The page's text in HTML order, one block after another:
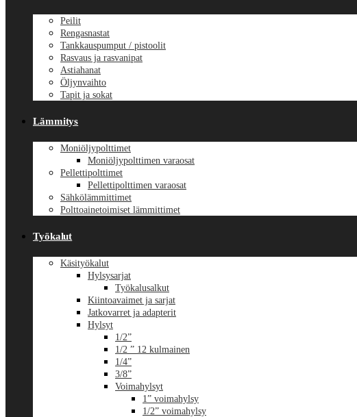
Peilit
Rengasnastat
Tankkauspumput / pistoolit
Rasvaus ja rasvanipat
Astiahanat
Öljynvaihto
Tapit ja sokat
Lämmitys
Moniöljypolttimet
Moniöljypolttimen varaosat
Pellettipolttimet
Pellettipolttimen varaosat
Sähkölämmittimet
Polttoainetoimiset lämmittimet
Työkalut
Käsityökalut
Hylsysarjat
Työkalusalkut
Kiintoavaimet ja sarjat
Jatkovarret ja adapterit
Hylsyt
1/2”
1/2 ” 12 kulmainen
1/4”
3/8”
Voimahylsyt
1” voimahylsy
1/2” voimahylsy